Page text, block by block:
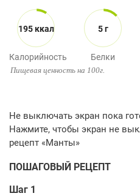
195 ккал
Калорийность
5 г
Белки
Пищевая ценность на 100г.
ПОШАГОВЫЙ РЕЦЕПТ
Шаг 1